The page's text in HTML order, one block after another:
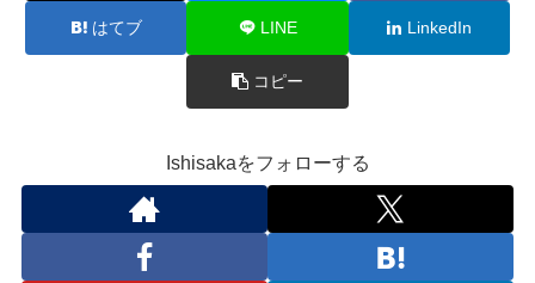
はてブ LINE LinkedIn
コピー
Ishisakaをフォローする